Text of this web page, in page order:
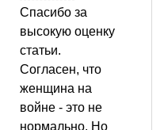
Спасибо за
высокую оценку
статьи.
Согласен, что
женщина на
войне - это не
нормально. Но